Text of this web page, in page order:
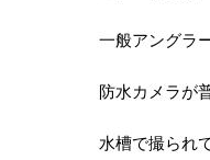
一般アングラ
防水カメラが
水槽で撮られ